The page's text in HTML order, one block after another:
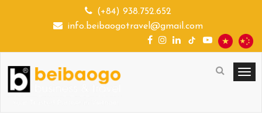
(+84) 938.752.652
info.beibaogotravel@gmail.com